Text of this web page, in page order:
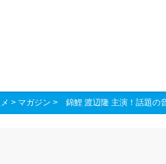
> マガジン > 錦鯉 渡辺隆 主演！話題の